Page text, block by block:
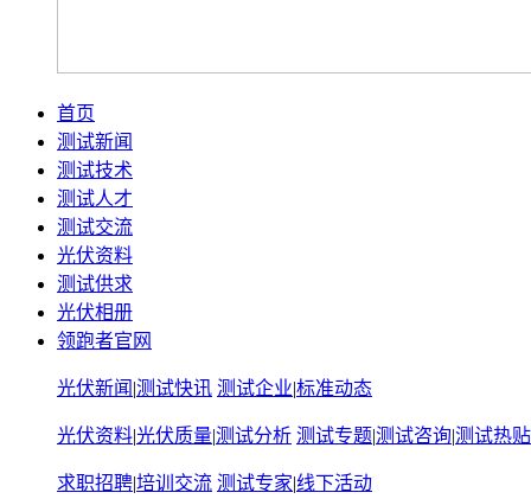
首页
测试新闻
测试技术
测试人才
测试交流
光伏资料
测试供求
光伏相册
领跑者官网
光伏新闻 |测试快讯 测试企业|标准动态
光伏资料|光伏质量|测试分析 测试专题|测试咨询|测试热贴
求职招聘|培训交流 测试专家|线下活动